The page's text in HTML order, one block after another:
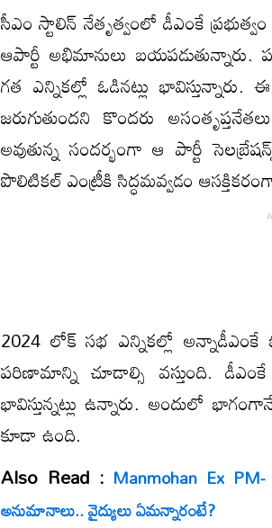
సీఎం స్టాలిన్ నేతృత్వంలో డీఎంకే
ఆపార్టీ అభిమానులు బయపడుతున్నారు.
గత ఎన్నికల్లో ఓడినట్లు
జరుగుతుందని కొందరు
అవుతున్న సందర్భంగా ఆ పార్టీ
పొలిటికల్ ఎంట్రీకి సిద్ధమవ్వడం
2024 లోక్ సభ ఎన్నికల్లో
పరిణామాన్ని చూడాల్సి వస్తుంది.
భావిస్తున్నట్లు ఉన్నారు. అందులో
కూడా ఉంది.
Also Read : Manmohan Ex
అనుమానాలు.. వైద్యులు ఏమన్నారంటే?